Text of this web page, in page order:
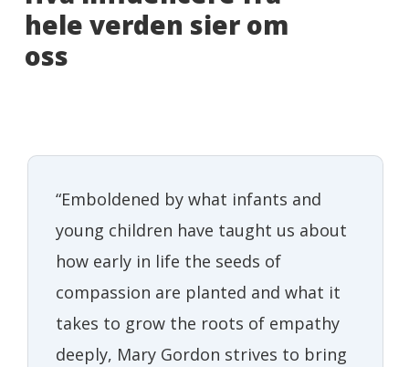
hele verden sier om
oss
“Emboldened by what infants and
young children have taught us about
how early in life the seeds of
compassion are planted and what it
takes to grow the roots of empathy
deeply, Mary Gordon strives to bring